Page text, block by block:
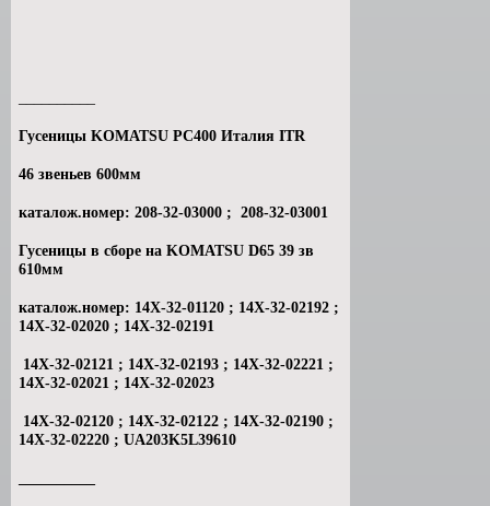
Гусеницы KOMATSU PC400 Италия ITR
46 звеньев 600мм
каталож.номер: 208-32-03000 ; 208-32-03001
Гусеницы в сборе на KOMATSU D65 39 зв
610мм
каталож.номер: 14Х-32-01120 ; 14Х-32-02192 ;
14Х-32-02020 ; 14Х-32-02191
14Х-32-02121 ; 14Х-32-02193 ; 14Х-32-02221 ;
14Х-32-02021 ; 14Х-32-02023
14Х-32-02120 ; 14Х-32-02122 ; 14Х-32-02190 ;
14Х-32-02220 ; UA203K5L39610